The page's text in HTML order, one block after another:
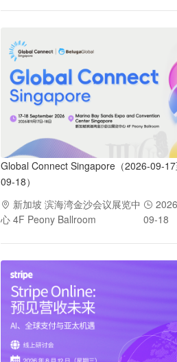
Global Connect Singapore（2026-09-
09-18）
新加坡 滨海湾金沙会议展览中
心 4F Peony Ballroom
09-18